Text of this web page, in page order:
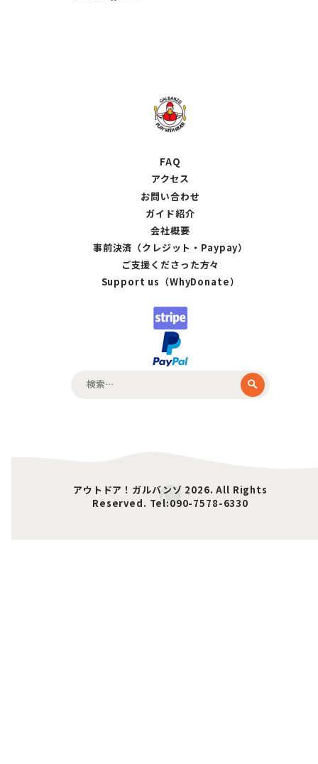
FAQ
アクセス
お問い合わせ
ガイド紹介
会社概要
事前決済（クレジット・Paypay）
ご支援くださった方々
Support us（WhyDonate）
アウトドア！ガルバンゾ 2026. All Rights
Reserved. Tel:090-7578-6330